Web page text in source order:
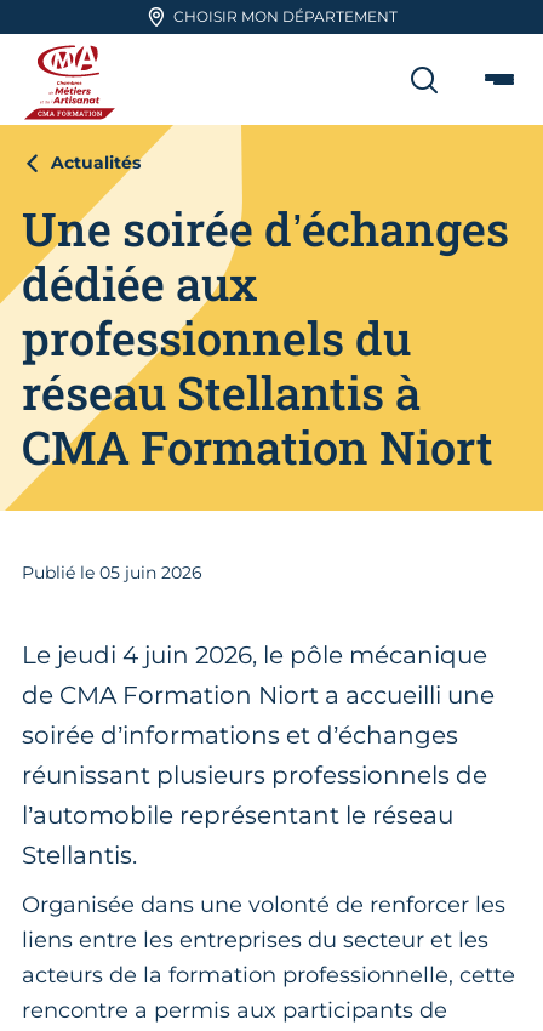
Aller en haut de pageCHOISIR MON DÉPARTEMENT
CMA FORMATION
Actualités
Une soirée d’échanges
dédiée aux
professionnels du
réseau Stellantis à
CMA Formation Niort
Publié le 05 juin 2026
Le jeudi 4 juin 2026, le pôle mécanique
de CMA Formation Niort a accueilli une
soirée d’informations et d’échanges
réunissant plusieurs professionnels de
l’automobile représentant le réseau
Stellantis.
Organisée dans une volonté de renforcer les
liens entre les entreprises du secteur et les
acteurs de la formation professionnelle, cette
rencontre a permis aux participants de